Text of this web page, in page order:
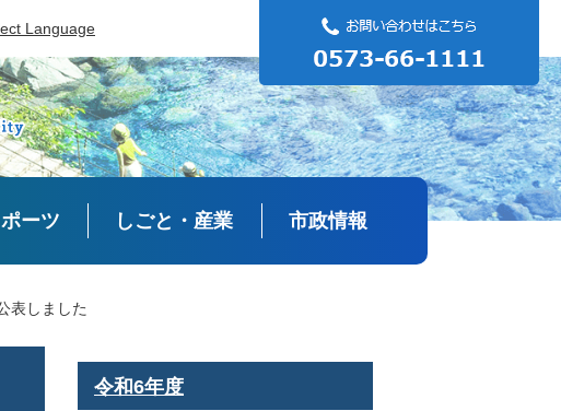
Language
ーツ しごと・産業 市政情報
表しました
令和6年度